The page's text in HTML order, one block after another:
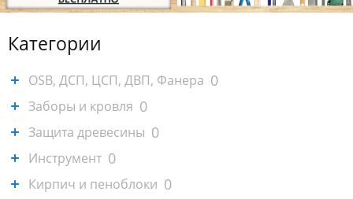
Категории
OSB, ДСП, ЦСП, ДВП, Фанера 0
Заборы и кровля 0
Защита древесины 0
Инструмент 0
Кирпич и пеноблоки 0